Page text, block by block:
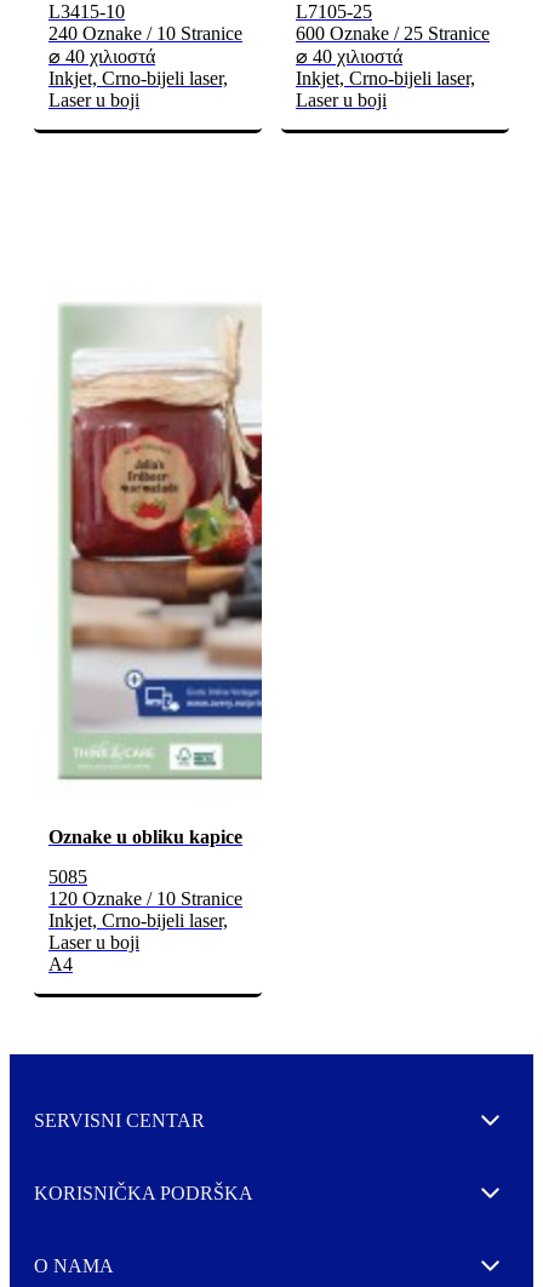
L3415-10
240 Oznake / 10 Stranice
⌀ 40 χιλιοστά
Inkjet, Crno-bijeli laser,
Laser u boji
L7105-25
600 Oznake / 25 Stranice
⌀ 40 χιλιοστά
Inkjet, Crno-bijeli laser,
Laser u boji
Oznake u obliku kapice
5085
120 Oznake / 10 Stranice
Inkjet, Crno-bijeli laser,
Laser u boji
A4
SERVISNI CENTAR Expand
KORISNIČKA PODRŠKA Expand
O NAMA Expand